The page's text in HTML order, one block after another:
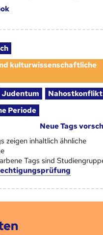
kulturwissenschaftliche
Judentum
Nahostkonflikt
Periode
Neue Tags
zeigen inhaltlich ähnliche
Tags sind